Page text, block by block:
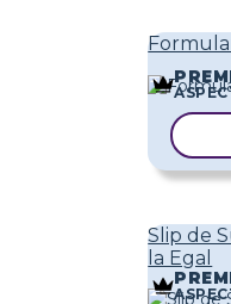
Slip de
la Egal